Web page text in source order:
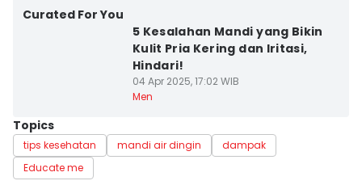
Curated For You
5 Kesalahan Mandi yang Bikin
Kulit Pria Kering dan Iritasi,
Hindari!
04 Apr 2025, 17:02 WIB
Men
Topics
tips kesehatan mandi air dingin
dampak
Educate me